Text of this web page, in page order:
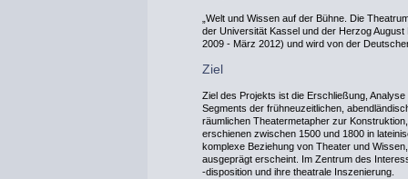
„Welt und Wissen auf der Bühne. Die
der Universität Kassel und der Herzog
2009 - März 2012) und wird von der
Ziel
Ziel des Projekts ist die Erschließung,
Segments der frühneuzeitlichen,
räumlichen Theatermetapher zur
erschienen zwischen 1500 und 1800 in
komplexe Beziehung von Theater und
ausgeprägt erscheint. Im Zentrum des
‑disposition und ihre theatrale Inszenierung.